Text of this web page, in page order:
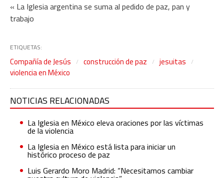
« La Iglesia argentina se suma al pedido de paz, pan y
trabajo
ETIQUETAS:
Compañía de Jesús construcción de paz
jesuitas
violencia en México
NOTICIAS RELACIONADAS
La Iglesia en México eleva oraciones por las víctimas
de la violencia
La Iglesia en México está lista para iniciar un
histórico proceso de paz
Luis Gerardo Moro Madrid: “Necesitamos cambiar